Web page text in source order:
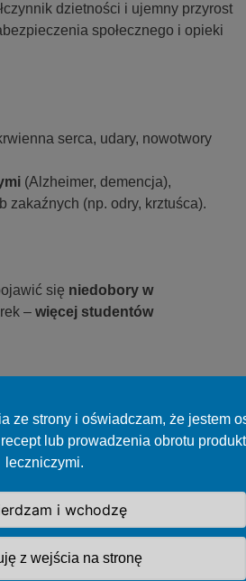
ze strony i oświadczam, że jestem
lub prowadzenia obrotu
leczniczymi.
i wchodzę
z wejścia na stronę
dzietności i ujemny przyrost
społecznego i opieki
serca, udary, nowotwory
(Alzheimer, demencja),
zakaźnych (np. odry, krztuśca).
się niedobory w
– więcej studentów
w systemie opieki
przy istniejącej infrastrukturze.
nierówności w dostępie do